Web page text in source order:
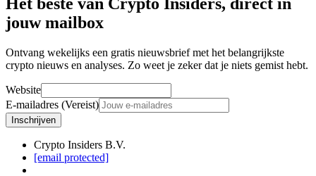
jouw mailbox
Ontvang wekelijks een gratis nieuwsbrief met het belangrijkste
crypto nieuws en analyses. Zo weet je zeker dat je niets gemist hebt.
Website
E-mailadres (Vereist)
Inschrijven
Crypto Insiders B.V.
[email protected]